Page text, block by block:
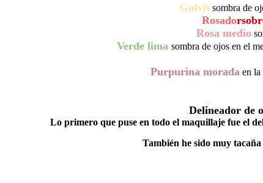
Gulvitsombra de
Rosador
Rosa medio
Verde lima sombra de ojos en el
Purpurina morada en la
Delineador de
Lo primero que puse en todo el maquillaje fue el
También he sido muy